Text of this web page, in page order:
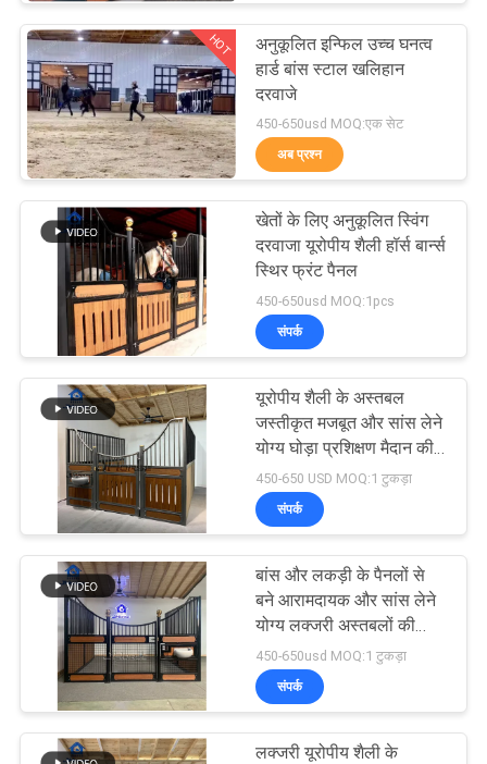
एक
उद्धरण
का
अनुरोध
करें
साइटमैप
गोपनीयता
नीति
पोर्टेबल घोड़े का अड्डा
घोड़े के कूदने का उपकरण
45
घोड़ा कोरल पैनल
25
HOT
अनुकूलित इन्फिल उच्च घनत्व
हार्ड बांस स्टाल खलिहान
दरवाजे
450-650usd MOQ:एक सेट
अब प्रश्न
खेतों के लिए अनुकूलित स्विंग
दरवाजा यूरोपीय शैली हॉर्स बार्न्स
स्थिर फ्रंट पैनल
450-650usd MOQ:1pcs
संपर्क
यूरोपीय शैली के अस्तबल
जस्तीकृत मजबूत और सांस लेने
योग्य घोड़ा प्रशिक्षण मैदान की
फैक्टरी प्रत्यक्ष बिक्री
450-650 USD MOQ:1 टुकड़ा
संपर्क
बांस और लकड़ी के पैनलों से
बने आरामदायक और सांस लेने
योग्य लक्जरी अस्तबलों की
फैक्टरी प्रत्यक्ष बिक्री
450-650usd MOQ:1 टुकड़ा
संपर्क
लक्जरी यूरोपीय शैली के